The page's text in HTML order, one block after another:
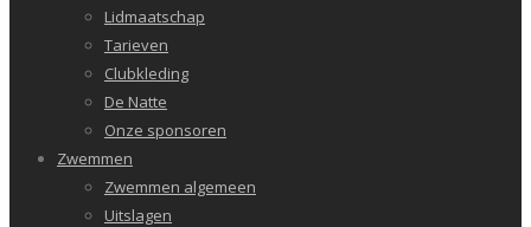
Lidmaatschap
Tarieven
Clubkleding
De Natte
Onze sponsoren
Zwemmen
Zwemmen algemeen
Uitslagen